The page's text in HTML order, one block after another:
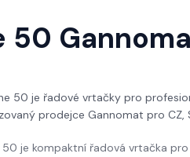
50
50 je řadové vrtačky pro
prodejce Gannomat pro CZ,
50 je kompaktní řadová vrtačka